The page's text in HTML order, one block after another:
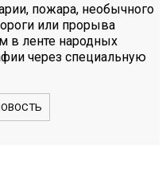
пожара, необычного
или прорыва
в ленте народных
через специальную